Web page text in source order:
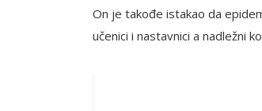
On je takođe istakao da
učenici i nastavnici a nadležni